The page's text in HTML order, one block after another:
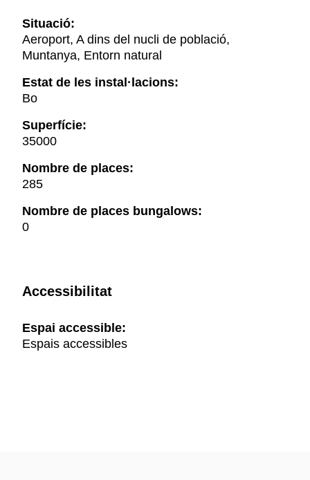
Situació:
Aeroport, A dins del nucli de població,
Muntanya, Entorn natural
Estat de les instal·lacions:
Bo
Superfície:
35000
Nombre de places:
285
Nombre de places bungalows:
0
Accessibilitat
Espai accessible:
Espais accessibles